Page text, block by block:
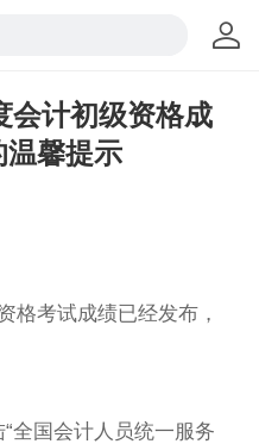
会计初级资格成
温馨提示
格考试成绩已经发布，
全国会计人员统一服务